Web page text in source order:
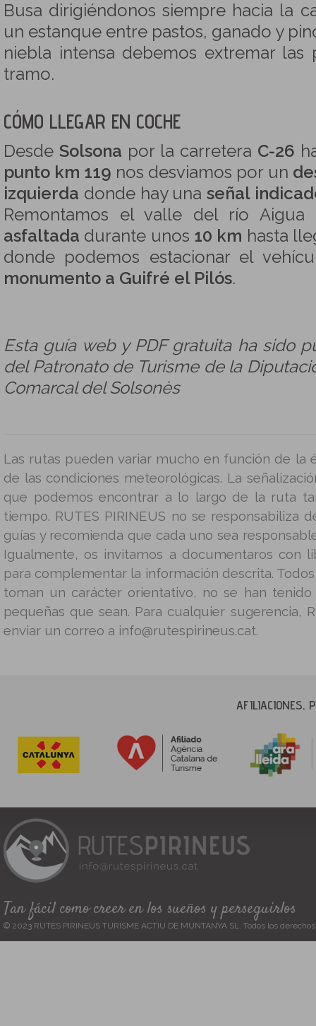
Busa dirigiéndonos siempre hacia la
un estanque entre pastos, ganado y
niebla intensa debemos extremar las
tramo.
CÓMO LLEGAR EN COCHE
Desde Solsona por la carretera C-26
punto km 119 nos desviamos por un
izquierda donde hay unaseñal
Remontamos el valle del río
asfaltada durante unos 10 km hasta
donde podemos estacionar el
monumento a Guifré el Pilós.
Esta guía web y PDF gratuita ha sido
del Patronato de Turisme de la
Comarcal del Solsonès
Las rutas pueden variar mucho en función de la
de las condiciones meteorológicas. La
que podemos encontrar a lo largo de la ruta
tiempo. RUTES PIRINEUS no se responsabiliza
guías y recomienda que cada uno sea
Igualmente, os invitamos a documentaros con
para complementar la información descrita.
toman un carácter orientativo, no se han
pequeñas que sean. Para cualquier sugerencia,
enviar un correo a info@rutespirineus.cat.
AFILIACIONES,
Tan fácil como creer en los sueños y perseguirlos
© 2023 RUTES PIRINEUS TURISME ACTIU DE MUNTANYA SL. Todos los